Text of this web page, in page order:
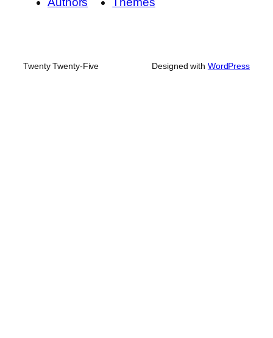
Twenty Twenty-Five Designed with WordPress